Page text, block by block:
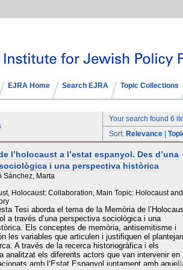
EJRA Home Search EJRA Topic Collections
Your search found 6
Sort: Relevance
l’holocaust a l’estat espanyol. Des d’una
i una perspectiva històrica
Sánchez, Marta
Holocaust: Collaboration, Main Topic: Holocaust and
Tesi aborda el tema de la Memòria de
a través d’una perspectiva sociològica i una
Els conceptes de memòria, antisemitisme i
les variables que articulen i justifiquen el
A través de la recerca historiogràfica i els
analitzat els diferents actors que van intervenir en
amb l’Estat Espanyol juntament amb